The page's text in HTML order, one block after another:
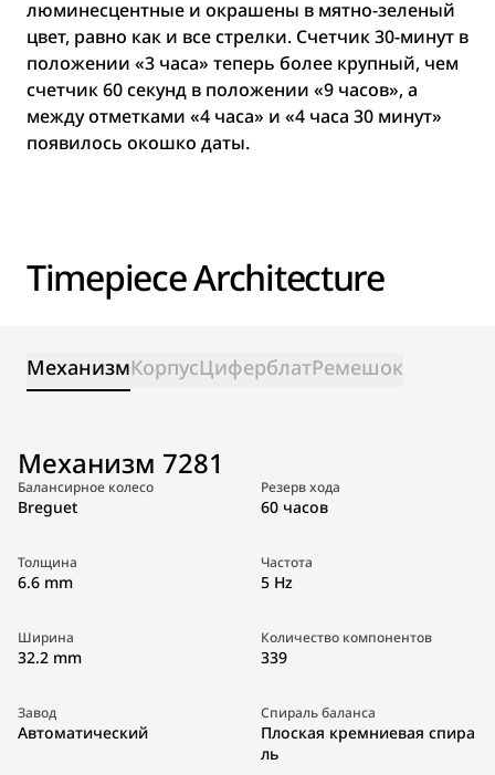
люминесцентные и окрашены в мятно-зеленый
цвет, равно как и все стрелки. Счетчик 30-минут в
положении «3 часа» теперь более крупный, чем
счетчик 60 секунд в положении «9 часов», а
между отметками «4 часа» и «4 часа 30 минут»
появилось окошко даты.
Timepiece Architecture
МеханизмКорпусЦиферблатРемешок
Механизм 7281
Балансирное колесо
Breguet
Резерв хода
60 часов
Толщина
6.6 mm
Частота
5 Hz
Ширина
32.2 mm
Количество компонентов
339
Завод
Автоматический
Спираль баланса
Плоская кремниевая спира
ль